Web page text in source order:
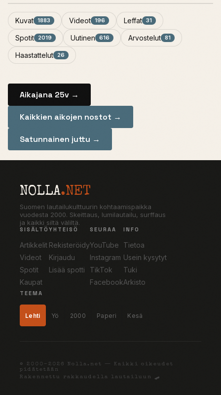
Kuvat 1883 Videot 196 Leffat 31
Spotit 2019 Uutinen 616 Arvostelut 81
Haastattelut 26
Aikajana 25v →
Kaikkien aikojen nostot →
Satunnainen juttu →
NOLLA.NET
Suomen lautailukulttuurin kohtaamispaikka
vuodesta 2000. Skeittaus, lumilautailu, surffaus
ja kaikki siltä väliltä.
SISÄLTÖ
Artikkelit
Videot
Spotit
Kaupat
YHTEISÖ
Rekisteröidy
Kirjaudu
Lisää spotti
SEURAA
YouTube
Instagram
TikTok
Facebook
INFO
Tietoa
Usein kysytyt
Tuki
Arkisto
TEEMA
Lehti Yö 2000 Paperi Kesä
© 2000–2026 Nolla.net — Kaikki oikeudet
pidätetään
Rakennettu rakkaudella lautailuun 🛹